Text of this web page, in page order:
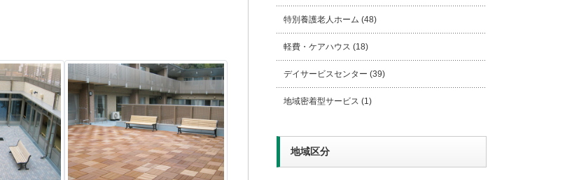
特別養護老人ホーム (48)
軽費・ケアハウス (18)
デイサービスセンター (39)
地域密着型サービス (1)
地域区分